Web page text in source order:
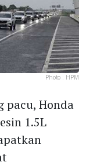
Photo : HPM
pacu, Honda
1.5L